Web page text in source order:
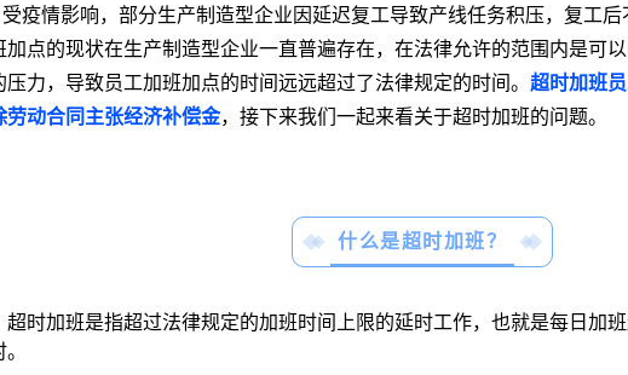
受疫情影响，部分生产制造型企业因延迟复工导致产线任务积压，复工后
加点的现状在生产制造型企业一直普遍存在，在法律允许的范围内是可
压力，导致员工加班加点的时间远远超过了法律规定的时间。 超时加班
劳动合同主张经济补偿金，接下来我们一起来看关于超时加班的问题。
什么是超时加班？
超时加班是指超过法律规定的加班时间上限的延时工作，也就是每日加